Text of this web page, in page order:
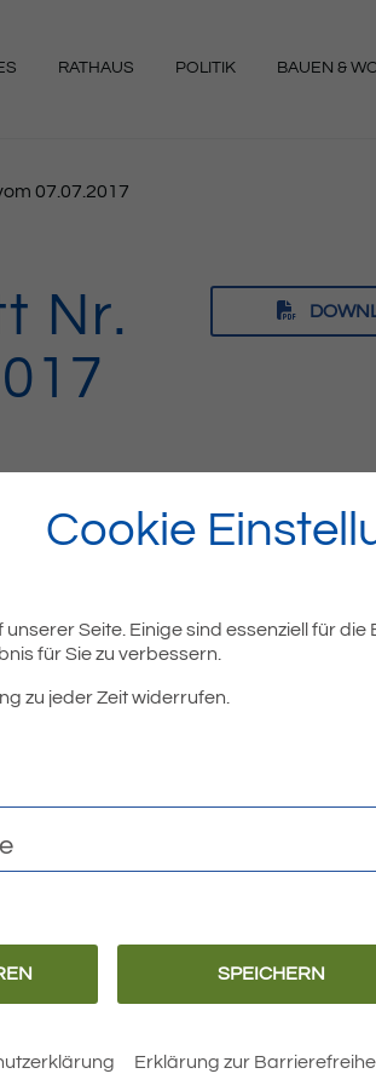
RATHAUS POLITIK BAUEN &
07.07.2017
Nr.
Barrierefreiheit
Cookie
Seite. Einige sind essenziell für
für Sie zu verbessern.
zu jeder Zeit widerrufen.
SPEICHERN
Erklärung zur